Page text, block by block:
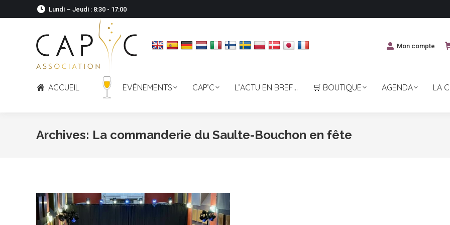
Lundi – Jeudi : 8:30 - 17:00
Mon compte
ACCUEIL EVÉNEMENTS CAP’C L’ACTU EN BREF… 🛒 BOUTIQUE AGENDA LA
Archives: La commanderie du Saulte-Bouchon en fête